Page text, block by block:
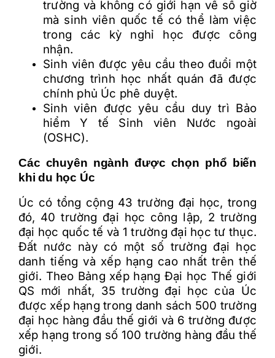
trường và không có giới hạn về số giờ
mà sinh viên quốc tế có thể làm việc
trong các kỳ nghỉ học được công
nhận.
Sinh viên được yêu cầu theo đuổi một
chương trình học nhất quán đã được
chính phủ Úc phê duyệt.
Sinh viên được yêu cầu duy trì Bảo
hiểm Y tế Sinh viên Nước ngoài
(OSHC).
Các chuyên ngành được chọn phổ biến
khi du học Úc
Úc có tổng cộng 43 trường đại học, trong
đó, 40 trường đại học công lập, 2 trường
đại học quốc tế và 1 trường đại học tư thục.
Đất nước này có một số trường đại học
danh tiếng và xếp hạng cao nhất trên thế
giới. Theo Bảng xếp hạng Đại học Thế giới
QS mới nhất, 35 trường đại học của Úc
được xếp hạng trong danh sách 500 trường
đại học hàng đầu thế giới và 6 trường được
xếp hạng trong số 100 trường hàng đầu thế
giới.